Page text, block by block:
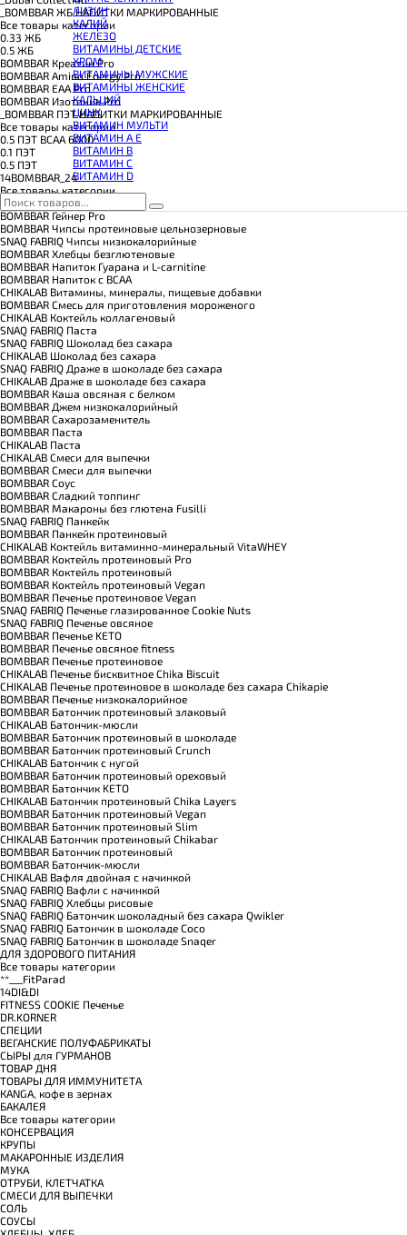
КРЕАТИН
ПОЛЕЗНЫЕ ЖИРЫ
ПРОТЕИН
ПРОТЕИНОВОЕ ПЕЧЕНЬЕ
ПРОТЕИНОВЫЕ БАТОНЧИКИ
ПРОТЕИНОВЫЕ КАШИ
ТЕСТОБУСТЕРЫ
ЦИТРУЛЛИН МАЛАТ
ПРЕДТРЕНИРОВОЧНЫЕ КОМПЛЕКСЫ
ЭНЕРГЕТИКИ И ЖИРОСЖИГАТЕЛИ#
ЛИЗИН
КАЛИЙ
ЖЕЛЕЗО
ВИТАМИНЫ ДЕТСКИЕ
ХРОМ
ВИТАМИНЫ МУЖСКИЕ
ВИТАМИНЫ ЖЕНСКИЕ
КАЛЬЦИЙ
ЦИНК
ВИТАМИН МУЛЬТИ
ВИТАМИН A E
ВИТАМИН B
ВИТАМИН C
ВИТАМИН D
_BOMBBAR ЖБ НАПИТКИ МАРКИРОВАННЫЕ
Все товары категории
0.33 ЖБ
0.5 ЖБ
BOMBBAR Креатин Pro
BOMBBAR Amino Energy Pro
BOMBBAR EAA Pro
BOMBBAR Изотоник Pro
_BOMBBAR ПЭТ НАПИТКИ МАРКИРОВАННЫЕ
Все товары категории
0.5 ПЭТ ВСАА 6000
0.1 ПЭТ
0.5 ПЭТ
14BOMBBAR_24
Все товары категории
12BOMBBAR_Дек25
BOMBBAR Гейнер Pro
BOMBBAR Чипсы протеиновые цельнозерновые
SNAQ FABRIQ Чипсы низкокалорийные
BOMBBAR Хлебцы безглютеновые
BOMBBAR Напиток Гуарана и L-carnitine
BOMBBAR Напиток с BCAA
CHIKALAB Витамины, минералы, пищевые добавки
BOMBBAR Смесь для приготовления мороженого
CHIKALAB Коктейль коллагеновый
SNAQ FABRIQ Паста
SNAQ FABRIQ Шоколад без сахара
CHIKALAB Шоколад без сахара
SNAQ FABRIQ Драже в шоколаде без сахара
CHIKALAB Драже в шоколаде без сахара
BOMBBAR Каша овсяная с белком
BOMBBAR Джем низкокалорийный
BOMBBAR Сахарозаменитель
BOMBBAR Паста
CHIKALAB Паста
CHIKALAB Смеси для выпечки
BOMBBAR Смеси для выпечки
BOMBBAR Соус
BOMBBAR Сладкий топпинг
BOMBBAR Макароны без глютена Fusilli
SNAQ FABRIQ Панкейк
BOMBBAR Панкейк протеиновый
CHIKALAB Коктейль витаминно-минеральный VitaWHEY
BOMBBAR Коктейль протеиновый Pro
BOMBBAR Коктейль протеиновый
BOMBBAR Коктейль протеиновый Vegan
BOMBBAR Печенье протеиновое Vegan
SNAQ FABRIQ Печенье глазированное Cookie Nuts
SNAQ FABRIQ Печенье овсяное
BOMBBAR Печенье KETO
BOMBBAR Печенье овсяное fitness
BOMBBAR Печенье протеиновое
CHIKALAB Печенье бисквитное Chika Biscuit
CHIKALAB Печенье протеиновое в шоколаде без сахара Chikapie
BOMBBAR Печенье низкокалорийное
BOMBBAR Батончик протеиновый злаковый
CHIKALAB Батончик-мюсли
BOMBBAR Батончик протеиновый в шоколаде
BOMBBAR Батончик протеиновый Crunch
CHIKALAB Батончик с нугой
BOMBBAR Батончик протеиновый ореховый
BOMBBAR Батончик KETO
CHIKALAB Батончик протеиновый Chika Layers
BOMBBAR Батончик протеиновый Vegan
BOMBBAR Батончик протеиновый Slim
CHIKALAB Батончик протеиновый Chikabar
BOMBBAR Батончик протеиновый
BOMBBAR Батончик-мюсли
CHIKALAB Вафля двойная с начинкой
SNAQ FABRIQ Вафли с начинкой
SNAQ FABRIQ Хлебцы рисовые
SNAQ FABRIQ Батончик шоколадный без сахара Qwikler
SNAQ FABRIQ Батончик в шоколаде Coco
SNAQ FABRIQ Батончик в шоколаде Snaqer
ДЛЯ ЗДОРОВОГО ПИТАНИЯ
Все товары категории
**___FitParad
14DI&DI
FITNESS COOKIE Печенье
DR.KORNER
СПЕЦИИ
ВЕГАНСКИЕ ПОЛУФАБРИКАТЫ
СЫРЫ для ГУРМАНОВ
TОВАР ДНЯ
TОВАРЫ ДЛЯ ИММУНИТЕТА
КANGA, кофе в зернах
БАКАЛЕЯ
Все товары категории
КОНСЕРВАЦИЯ
КРУПЫ
МАКАРОННЫЕ ИЗДЕЛИЯ
МУКА
ОТРУБИ, КЛЕТЧАТКА
СМЕСИ ДЛЯ ВЫПЕЧКИ
СОЛЬ
СОУСЫ